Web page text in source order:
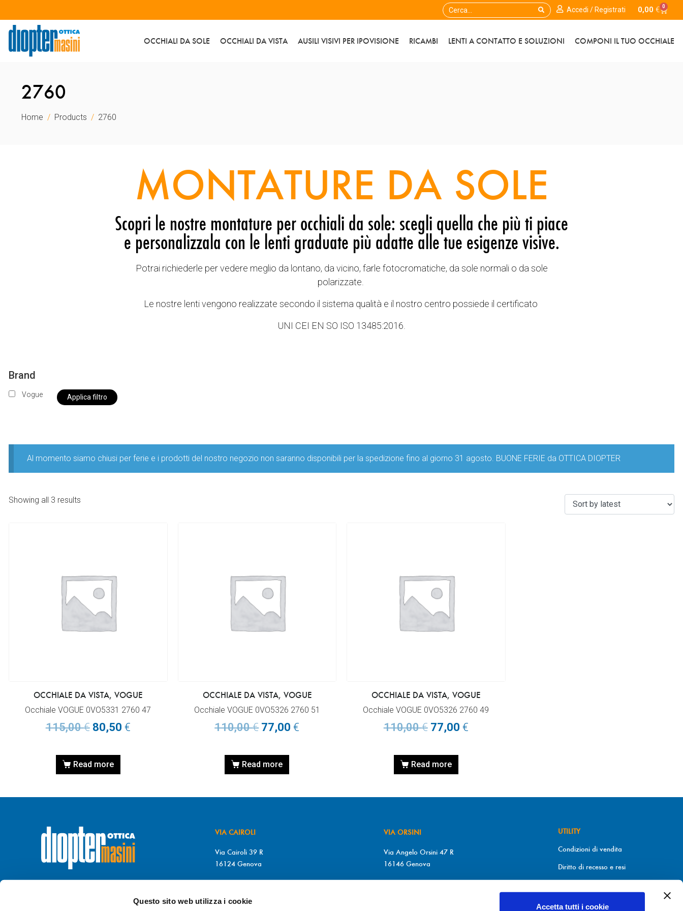
Questo sito web utilizza i cookie
Accetta tutti i cookie
Accedi / Registrati 0,00 € 0
OCCHIALI DA SOLE OCCHIALI DA VISTA AUSILI VISIVI PER IPOVISIONE RICAMBI LENTI A CONTATTO E SOLUZIONI COMPONI IL TUO OCCHIALE
2760
Home Products 2760
MONTATURE DA SOLE
Scopri le nostre montature per occhiali da sole: scegli quella che più ti piace
e personalizzala con le lenti graduate più adatte alle tue esigenze visive.
Potrai richiederle per vedere meglio da lontano, da vicino, farle fotocromatiche, da sole normali o da sole
polarizzate.
Le nostre lenti vengono realizzate secondo il sistema qualità e il nostro centro possiede il certificato
UNI CEI EN SO ISO 13485:2016.
Brand
Vogue Applica filtro
Al momento siamo chiusi per ferie e i prodotti del nostro negozio non saranno disponibili per la spedizione fino al giorno 31 agosto. BUONE FERIE da OTTICA DIOPTER
Showing all 3 results
OCCHIALE DA VISTA, VOGUE
Occhiale VOGUE 0VO5331 2760 47
115,00€ 80,50 €
Read more
OCCHIALE DA VISTA, VOGUE
Occhiale VOGUE 0VO5326 2760 51
110,00€ 77,00€
Read more
OCCHIALE DA VISTA, VOGUE
Occhiale VOGUE 0VO5326 2760 49
110,00€ 77,00 €
Read more
VIA CAIROLI
Via Cairoli 39 R
16124 Genova
VIA ORSINI
Via Angelo Orsini 47 R
16146 Genova
UTILITY
Condizioni di vendita
Diritto di recesso e resi
Informativa sui cookies